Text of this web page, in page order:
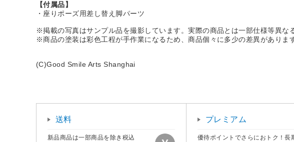
【付属品】
・座りポーズ用差し替え脚パーツ
※掲載の写真はサンプル品を撮影しています。実際の商品とは一部仕様等異な
※商品の塗装は彩色工程が手作業になるため、商品個々に多少の差異がありま
(C)Good Smile Arts Shanghai
送料
新品商品は一部商品を除き税込
プレミアム
優待ポイントでさらにおトク！長